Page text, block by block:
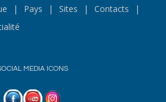
Pays Sites
Contacts
MEDIA ICONS